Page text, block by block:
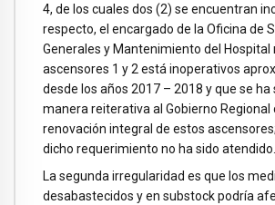
4, de los cuales dos (2) se encuentran
respecto, el encargado de la Oficina de
Generales y Mantenimiento del Hospital
ascensores 1 y 2 está inoperativos
desde los años 2017 – 2018 y que se ha
manera reiterativa al Gobierno Regional
renovación integral de estos
dicho requerimiento no ha sido atendido.
La segunda irregularidad es que los
desabastecidos y en substock podría